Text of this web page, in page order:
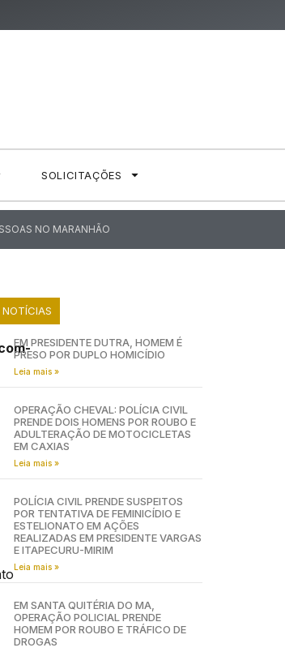
SOLICITAÇÕES
NO MARANHÃO
EM PRESIDENTE DUTRA, HOMEM É
PRESO POR DUPLO HOMICÍDIO
Leia mais »
OPERAÇÃO CHEVAL: POLÍCIA CIVIL
PRENDE DOIS HOMENS POR ROUBO E
ADULTERAÇÃO DE MOTOCICLETAS
EM CAXIAS
Leia mais »
POLÍCIA CIVIL PRENDE SUSPEITOS
POR TENTATIVA DE FEMINICÍDIO E
ESTELIONATO EM AÇÕES
REALIZADAS EM PRESIDENTE VARGAS
E ITAPECURU-MIRIM
Leia mais »
EM SANTA QUITÉRIA DO MA,
OPERAÇÃO POLICIAL PRENDE
HOMEM POR ROUBO E TRÁFICO DE
DROGAS